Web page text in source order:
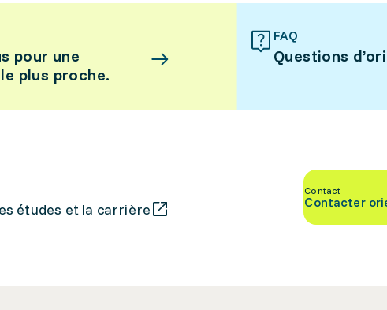
pour une
plus proche.
FAQ
Questions
études et la carrière
Contact
Contacter